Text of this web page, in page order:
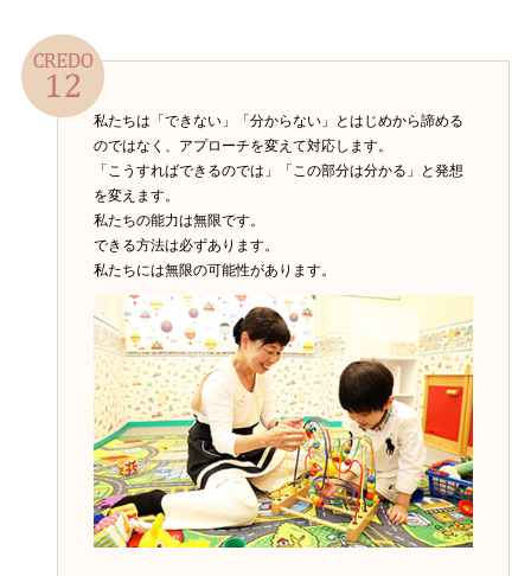
私たちは「できない」「分からない」とはじめから諦める
のではなく、アプローチを変えて対応します。
「こうすればできるのでは」「この部分は分かる」と発想
を変えます。
私たちの能力は無限です。
できる方法は必ずあります。
私たちには無限の可能性があります。